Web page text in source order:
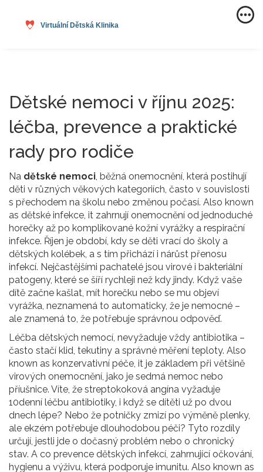
Dětské nemoci v říjnu 2025:
léčba, prevence a praktické
rady pro rodiče
Na dětské nemoci, běžná onemocnění, která postihují
děti v různých věkových kategoriích, často v souvislosti
s přechodem na školu nebo změnou počasí. Also known
as dětské infekce, it zahrnují onemocnění od jednoduché
horečky až po komplikované kožní vyrážky a respirační
infekce. Říjen je období, kdy se děti vrací do školy a
dětských kolébek, a s tím přichází i nárůst přenosu
infekcí. Nejčastějšími pachatelé jsou virové i bakteriální
patogeny, které se šíří rychleji než kdy jindy. Když vaše
dítě začne kašlat, mít horečku nebo se mu objeví
vyrážka, neznamená to automaticky, že je nemocné –
ale znamená to, že potřebuje správnou odpověď.
Léčba dětských nemocí, nevyžaduje vždy antibiotika –
často stačí klid, tekutiny a správné měření teploty. Also
known as konzervativní péče, it je základem při většině
virových onemocnění, jako je sedmá nemoc nebo
příušnice. Víte, že streptokoková angína vyžaduje
10denní léčbu antibiotiky, i když se dítěti už po dvou
dnech lépe? Nebo že potničky zmizí po výměně plenky,
ale ekzém potřebuje dlouhodobou péči? Tyto rozdíly
určují, jestli jde o dočasný problém nebo o chronický
stav. A co prevence dětských infekcí, zahrnující očkování,
hygienu a výživu, která podporuje imunitu. Also known as